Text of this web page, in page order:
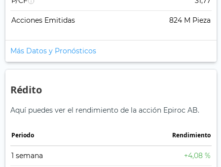
Acciones Emitidas 824 M Pieza
Más Datos y Pronósticos
Rédito
Aquí puedes ver el rendimiento de la acción Epiroc AB.
Periodo Rendimiento
1 semana +4,08 %